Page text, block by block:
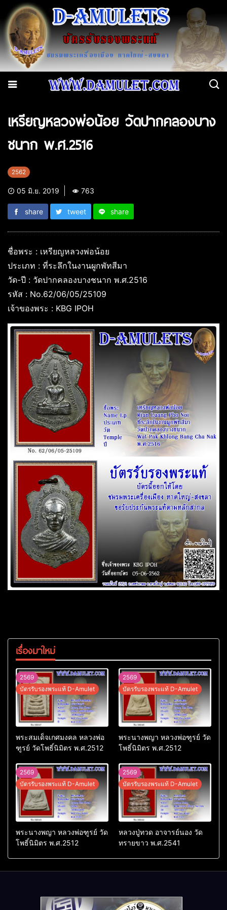
เหรียญหลวงพ่อน้อย วัดปากคลองบาง
ชนาก พ.ศ.2516
2562
05 มิ.ย. 2019 763
share tweet share
ชื่อพระ : เหรียญหลวงพ่อน้อย
ประเภท : ที่ระลึกในงานผูกพัทสีมา
วัด-ปี : วัดปากคลองบางชนาก พ.ศ.2516
รหัส : No.62/06/05/25109
เจ้าของพระ : KBG IPOH
เรื่องมาใหม่
2569
บัตรรับรองพระแท้ D-Amulet
พระสมเด็จเกศมงคล หลวงพ่อ
ฑูรย์ วัดโพธิ์นิมิตร พ.ศ.2512
2569
บัตรรับรองพระแท้ D-Amulet
พระนางพญา หลวงพ่อฑูรย์ วัด
โพธิ์นิมิตร พ.ศ.2512
2569
บัตรรับรองพระแท้ D-Amulet
พระนางพญา หลวงพ่อฑูรย์ วัด
โพธิ์นิมิตร พ.ศ.2512
2569
บัตรรับรองพระแท้ D-Amulet
หลวงปู่ทวด อาจารย์นอง วัด
ทรายขาว พ.ศ.2541